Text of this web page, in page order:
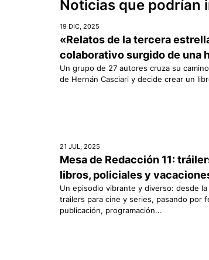
Noticias que podrían
19 DIC, 2025
«Relatos de la tercera
colaborativo surgido de una
Un grupo de 27 autores cruza su
de Hernán Casciari y decide crear un
21 JUL, 2025
Mesa de Redacción 11:
libros, policiales y
Un episodio vibrante y diverso: desde
trailers para cine y series, pasando por
publicación, programación...